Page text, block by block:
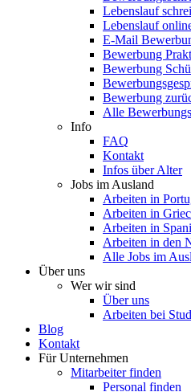
Lebenslauf
Lebenslauf
E-Mail
Bewerbung
Bewerbung
Bewerbung
Alle
Info
FAQ
Kontakt
Infos über Alter
Jobs im Ausland
Arbeiten in
Arbeiten in
Arbeiten in
Arbeiten in den
Alle Jobs im
Über uns
Wer wir sind
Über uns
Arbeiten bei
Blog
Kontakt
Für Unternehmen
Mitarbeiter finden
Personal finden